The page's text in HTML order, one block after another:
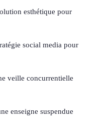
esthétique pour
social media pour
veille concurrentielle
enseigne suspendue